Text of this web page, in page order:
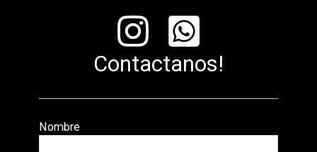
Contactanos!
Nombre